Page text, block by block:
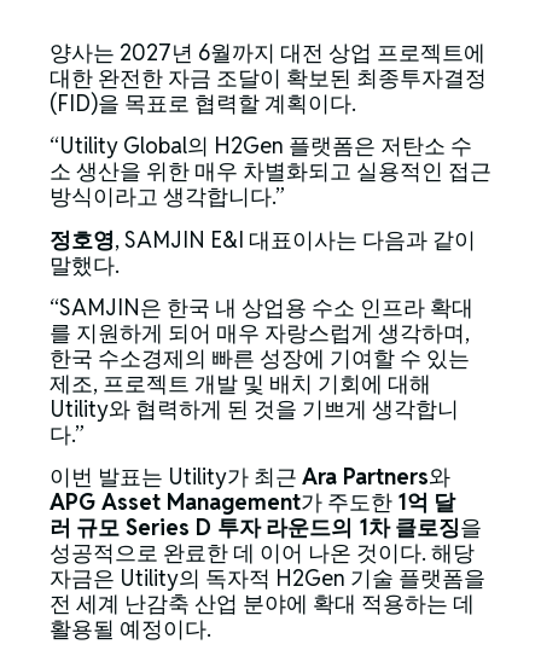
양사는 2027년 6월까지 대전 상업 프로젝트에
대한 완전한 자금 조달이 확보된 최종투자결정
(FID)을 목표로 협력할 계획이다.
“Utility Global의 H2Gen 플랫폼은 저탄소 수
소 생산을 위한 매우 차별화되고 실용적인 접근
방식이라고 생각합니다.”
정호영, SAMJIN E&I 대표이사는 다음과 같이
말했다.
“SAMJIN은 한국 내 상업용 수소 인프라 확대
를 지원하게 되어 매우 자랑스럽게 생각하며,
한국 수소경제의 빠른 성장에 기여할 수 있는
제조, 프로젝트 개발 및 배치 기회에 대해
Utility와 협력하게 된 것을 기쁘게 생각합니
다.”
이번 발표는 Utility가 최근 Ara Partners와
APG Asset Management가 주도한 1억 달
러 규모 Series D 투자 라운드의 1차 클로징을
성공적으로 완료한 데 이어 나온 것이다. 해당
자금은 Utility의 독자적 H2Gen 기술 플랫폼을
전 세계 난감축 산업 분야에 확대 적용하는 데
활용될 예정이다.